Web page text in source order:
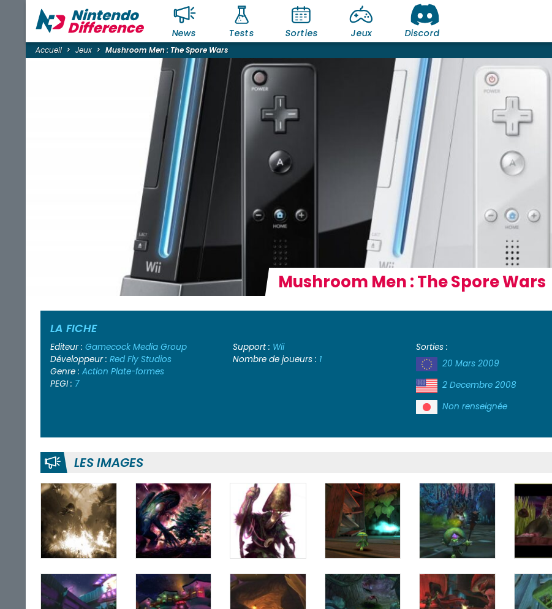
News Tests Sorties Jeux Discord
Accueil Jeux Mushroom Men : The Spore Wars
Mushroom Men : The Spore Wars
LA FICHE
Editeur : Gamecock Media Group
Développeur : Red Fly Studios
Genre : Action Plate-formes
PEGI : 7
Support : Wii
Nombre de joueurs : 1
Sorties :
20 Mars 2009
2 Decembre 2008
Non renseignée
LES IMAGES